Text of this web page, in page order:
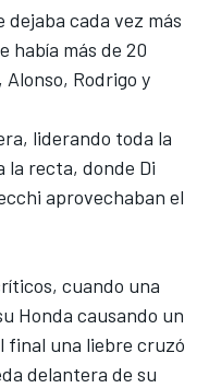
cada vez más
había más de 20
Rodrigo y
liderando toda la
la recta, donde Di
aprovechaban el
cuando una
Honda causando un
final una liebre cruzó
delantera de su